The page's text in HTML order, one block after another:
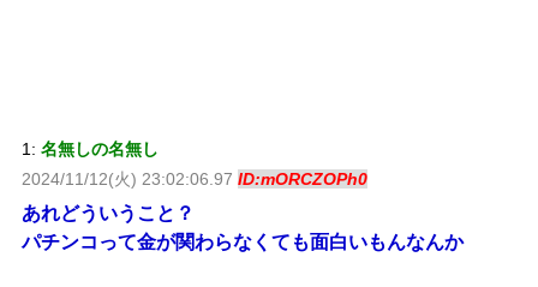
1: 名無しの名無し
2024/11/12(火) 23:02:06.97 ID:mORCZOPh0
あれどういうこと？
パチンコって金が関わらなくても面白いもんなんか